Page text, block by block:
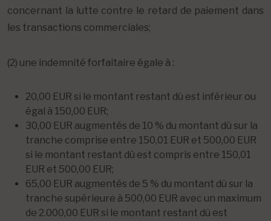
concernant la lutte contre le retard de paiement dans
les transactions commerciales;
(2) une indemnité forfaitaire égale à :
20,00 EUR si le montant restant dû est inférieur ou
égal à 150,00 EUR;
30,00 EUR augmentés de 10 % du montant dû sur la
tranche comprise entre 150,01 EUR et 500,00 EUR
si le montant restant dû est compris entre 150,01
EUR et 500,00 EUR;
65,00 EUR augmentés de 5 % du montant dû sur la
tranche supérieure à 500,00 EUR avec un maximum
de 2.000,00 EUR si le montant restant dû est